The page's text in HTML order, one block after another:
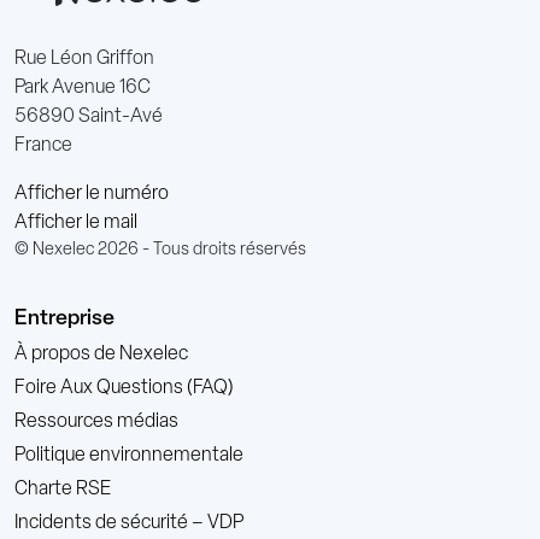
Rue Léon Griffon
Park Avenue 16C
56890 Saint-Avé
France
Afficher le numéro
Afficher le mail
© Nexelec 2026 - Tous droits réservés
Entreprise
À propos de Nexelec
Foire Aux Questions (FAQ)
Ressources médias
Politique environnementale
Charte RSE
Incidents de sécurité – VDP